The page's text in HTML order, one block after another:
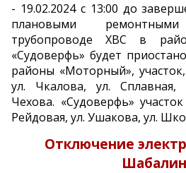
- 19.02.2024 с 13:00 до
плановыми
трубопроводе ХВС в
«Судоверфь» будет
районы «Моторный»,
ул. Чкалова, ул. Сплавная,
Чехова. «Судоверфь»
Рейдовая, ул. Ушакова, ул.
Отключение